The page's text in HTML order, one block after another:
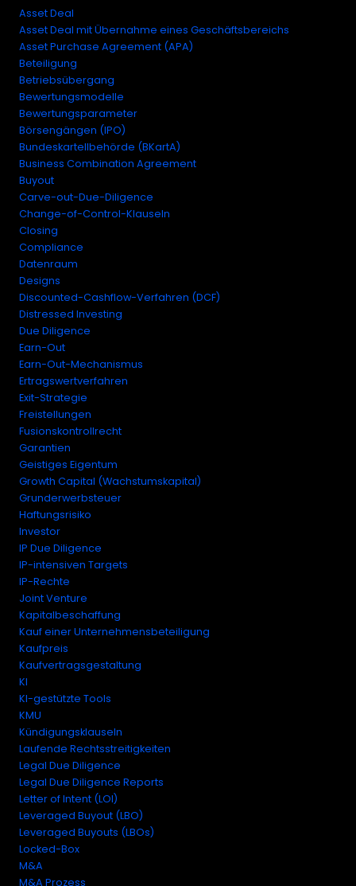
Asset Deal
Asset Deal mit Übernahme eines Geschäftsbereichs
Asset Purchase Agreement (APA)
Beteiligung
Betriebsübergang
Bewertungsmodelle
Bewertungsparameter
Börsengängen (IPO)
Bundeskartellbehörde (BKartA)
Business Combination Agreement
Buyout
Carve-out-Due-Diligence
Change-of-Control-Klauseln
Closing
Compliance
Datenraum
Designs
Discounted-Cashflow-Verfahren (DCF)
Distressed Investing
Due Diligence
Earn-Out
Earn-Out-Mechanismus
Ertragswertverfahren
Exit-Strategie
Freistellungen
Fusionskontrollrecht
Garantien
Geistiges Eigentum
Growth Capital (Wachstumskapital)
Grunderwerbsteuer
Haftungsrisiko
Investor
IP Due Diligence
IP-intensiven Targets
IP-Rechte
Joint Venture
Kapitalbeschaffung
Kauf einer Unternehmensbeteiligung
Kaufpreis
Kaufvertragsgestaltung
KI
KI-gestützte Tools
KMU
Kündigungsklauseln
Laufende Rechtsstreitigkeiten
Legal Due Diligence
Legal Due Diligence Reports
Letter of Intent (LOI)
Leveraged Buyout (LBO)
Leveraged Buyouts (LBOs)
Locked-Box
M&A
M&A Prozess